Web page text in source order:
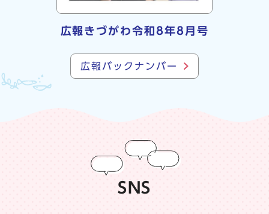
広報きづがわ令和8年8月号
広報バックナンバー
SNS